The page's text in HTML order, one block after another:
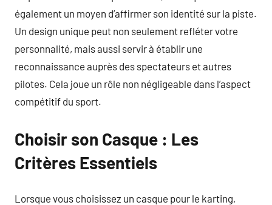
également un moyen d’affirmer son identité sur la piste.
Un design unique peut non seulement refléter votre
personnalité, mais aussi servir à établir une
reconnaissance auprès des spectateurs et autres
pilotes. Cela joue un rôle non négligeable dans l’aspect
compétitif du sport.
Choisir son Casque : Les
Critères Essentiels
Lorsque vous choisissez un casque pour le karting,